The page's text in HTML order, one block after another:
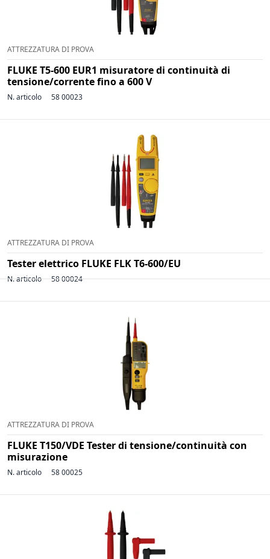
ATTREZZATURA DI PROVA
FLUKE T5-600 EUR1 misuratore di continuità di
tensione/corrente fino a 600 V
N. articolo 58 00023
ATTREZZATURA DI PROVA
Tester elettrico FLUKE FLK T6-600/EU
N. articolo 58 00024
ATTREZZATURA DI PROVA
FLUKE T150/VDE Tester di tensione/continuità con
misurazione
N. articolo 58 00025